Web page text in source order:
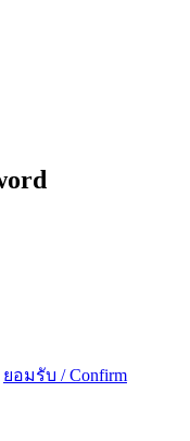
ยอมรับ / Confirm